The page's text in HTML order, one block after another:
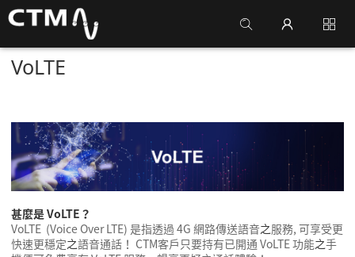
VoLTE
甚麼是VoLTE ？
VoLTE (Voice Over LTE) 是指透過 4G 網路傳送語音之服務, 可享受更
快速更穩定之語音通話 ！ CTM客戶 只要持有已開通 VoLTE功能之手